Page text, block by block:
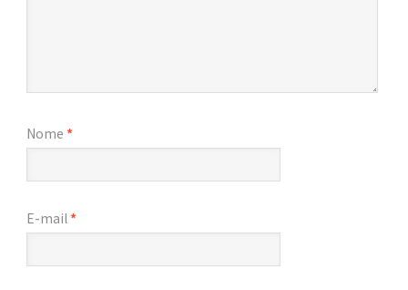
Nome *
E-mail*